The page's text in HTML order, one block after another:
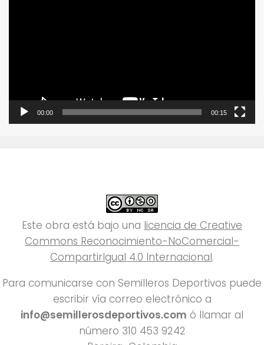
00:00 00:15
Este obra está bajo una licencia de Creative
Commons Reconocimiento-NoComercial-
CompartirIgual 4.0 Internacional.
Para comunicarse con Semilleros Deportivos puede
escribir vía correo electrónico a
info@semillerosdeportivos.com ó llamar al
número 310 453 9242